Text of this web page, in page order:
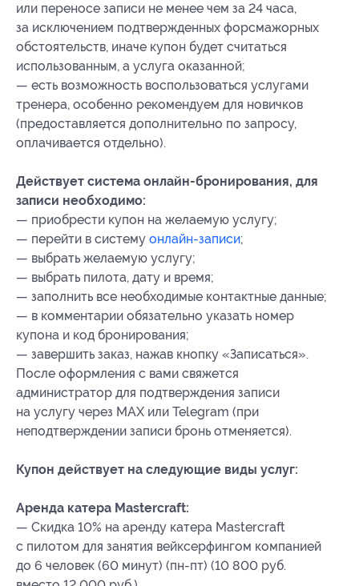
или переносе записи не менее чем за 24 часа,
за исключением подтвержденных форсмажорных
обстоятельств, иначе купон будет считаться
использованным, а услуга оказанной;
— есть возможность воспользоваться услугами
тренера, особенно рекомендуем для новичков
(предоставляется дополнительно по запросу,
оплачивается отдельно).
Действует система онлайн-бронирования, для
записи необходимо:
— приобрести купон на желаемую услугу;
— перейти в систему онлайн-записи;
— выбрать желаемую услугу;
— выбрать пилота, дату и время;
— заполнить все необходимые контактные данные;
— в комментарии обязательно указать номер
купона и код бронирования;
— завершить заказ, нажав кнопку «Записаться».
После оформления с вами свяжется
администратор для подтверждения записи
на услугу через МАХ или Telegram (при
неподтверждении записи бронь отменяется).
Купон действует на следующие виды услуг:
Аренда катера Mastercraft:
— Скидка 10% на аренду катера Mastercraft
с пилотом для занятия вейксерфингом компанией
до 6 человек (60 минут) (пн-пт) (10 800 руб.